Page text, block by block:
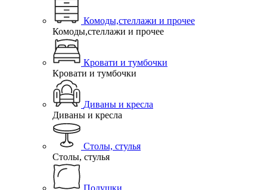
Комоды,стеллажи и прочее
Комоды,стеллажи и прочее
Кровати и тумбочки
Кровати и тумбочки
Диваны и кресла
Диваны и кресла
Столы, стулья
Столы, стулья
Подушки